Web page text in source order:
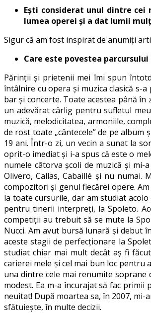
Ești considerat unul dintre
lumea operei și a dat lumii
Sigur că am fost inspirat de anumiți
Care este povestea
Părinții și prietenii mei îmi spun
întâlnire cu opera și muzica clasică s-
bar și concerte. Toate acestea până
un adevărat cârlig pentru sufletul
muzică, melodicitatea, armoniile,
de rost toate „cântecele” de pe album
19 ani. Într-o zi, un vecin a sunat la
oprit-o imediat și i-a spus că este o
numele câtorva școli de muzică și
Olivero, Callas, Cabaillé și nu
compozitori și genul fiecărei opere.
la toate cursurile, dar am studiat
pentru tinerii interpreți, la Spoleto.
competiții au trebuit să se mute la
Nucci. Am avut bursă lunară și debut
aceste stagii de perfecționare la
studiat chiar mai mult decât aș fi
carierei mele și cel mai bun loc pentru
una dintre cele mai renumite
modest. Ea m-a încurajat să fac
neuitat! După moartea sa, în 2007, mi-
sfătuiește, în multe decizii.